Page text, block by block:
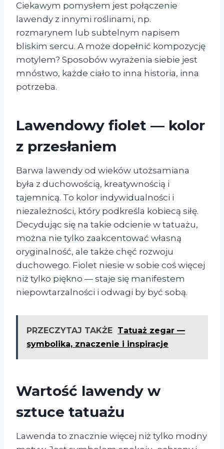
Ciekawym pomysłem jest połączenie
lawendy z innymi roślinami, np.
rozmarynem lub subtelnym napisem
bliskim sercu. A może dopełnić kompozycję
motylem? Sposobów wyrażenia siebie jest
mnóstwo, każde ciało to inna historia, inna
potrzeba.
Lawendowy fiolet — kolor
z przesłaniem
Barwa lawendy od wieków utożsamiana
była z duchowością, kreatywnością i
tajemnicą. To kolor indywidualności i
niezależności, który podkreśla kobiecą siłę.
Decydując się na takie odcienie w tatuażu,
można nie tylko zaakcentować własną
oryginalność, ale także chęć rozwoju
duchowego. Fiolet niesie w sobie coś więcej
niż tylko piękno — staje się manifestem
niepowtarzalności i odwagi by być sobą.
PRZECZYTAJ TAKŻE Tatuaż zegar —
symbolika, znaczenie i inspiracje
Wartość lawendy w
sztuce tatuażu
Lawenda to znacznie więcej niż tylko modny